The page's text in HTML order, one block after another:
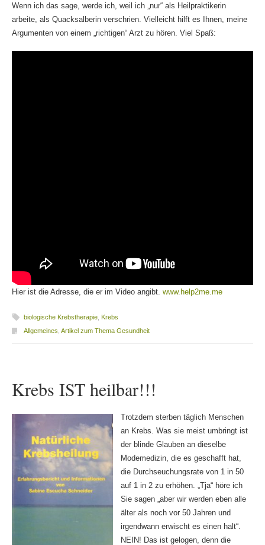
Wenn ich das sage, werde ich, weil ich „nur“ als Heilpraktikerin
arbeite, als Quacksalberin verschrien. Vielleicht hilft es Ihnen, meine
Argumenten von einem „richtigen“ Arzt zu hören. Viel Spaß:
Hier ist die Adresse, die er im Video angibt. www.help2me.me
biologische Krebstherapie, Krebs
Allgemeines Artikel zum Thema Gesundheit
Krebs IST heilbar!!!
Trotzdem sterben täglich Menschen
an Krebs. Was sie meist umbringt ist
der blinde Glauben an dieselbe
Modemedizin, die es geschafft hat,
die Durchseuchungsrate von 1 in 50
auf 1 in 2 zu erhöhen. „Tja“ höre ich
Sie sagen „aber wir werden eben alle
älter als noch vor 50 Jahren und
irgendwann erwischt es einen halt“.
NEIN! Das ist gelogen, denn die